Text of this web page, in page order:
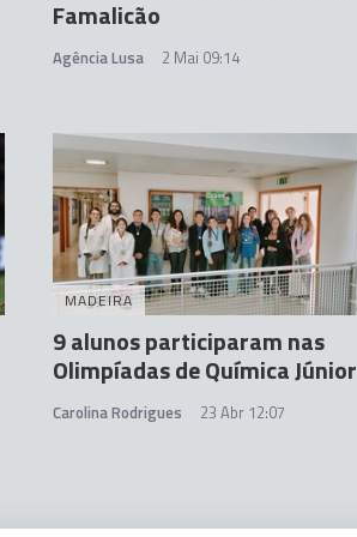
Famalicão
Agência Lusa 2 Mai 09:14
MADEIRA
9 alunos participaram nas
Olimpíadas de Química Júnior
Carolina Rodrigues 23 Abr 12:07